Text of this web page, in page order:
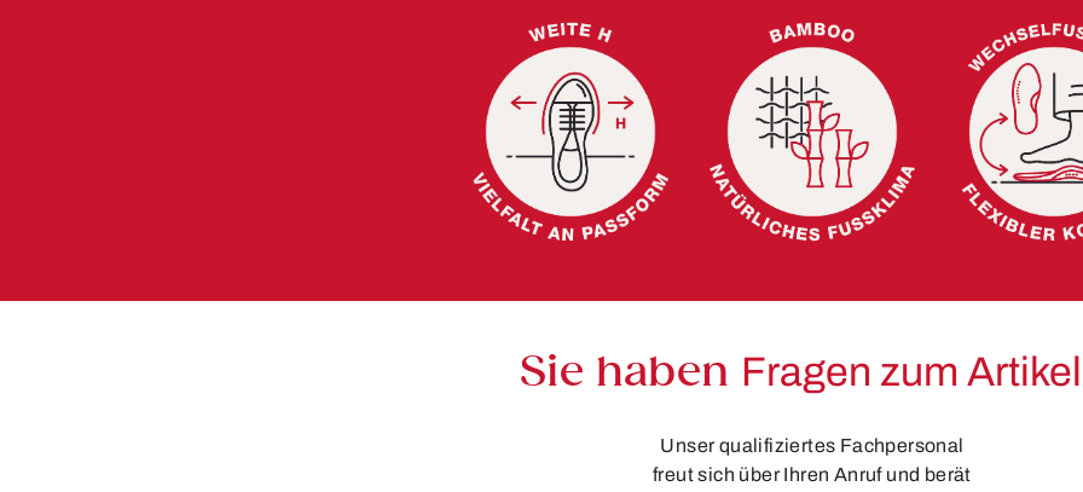
Sie haben Fragen zum
Unser qualifiziertes Fachpersonal
freut sich über Ihren Anruf und berät